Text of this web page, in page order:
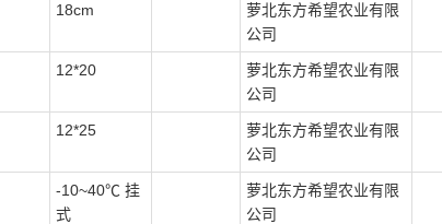
18cm
萝北东方希望农业有限
公司
12*20
萝北东方希望农业有限
公司
12*25
萝北东方希望农业有限
公司
-10~40℃ 挂
式
萝北东方希望农业有限
公司